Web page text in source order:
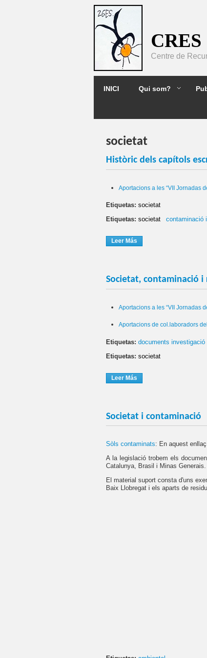
CRES
Centre de
INICI Qui som?
societat
Històric dels capítols
Aportacions a les “VII Jornadas
Etiquetas: societat
Etiquetas: societat contaminació
Leer Más
Societat, contaminació i
Aportacions a les “VII Jornadas
Aportacions de col.laboradors del
Etiquetas: documents investigació
Etiquetas: societat
Leer Más
Societat i contaminació
Sòls contaminats: En aquest
A la legislació trobem els
Catalunya, Brasil i Minas Generais.
El material suport consta d'uns
Baix Llobregat i els aparts de